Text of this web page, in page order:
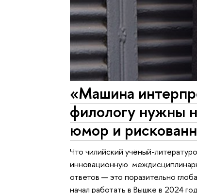
«Машина
филологу нужны
юмор и
Что чилийский учёный-
инновационную
ответов — это поразительно
начал работать в Вышке в 2024